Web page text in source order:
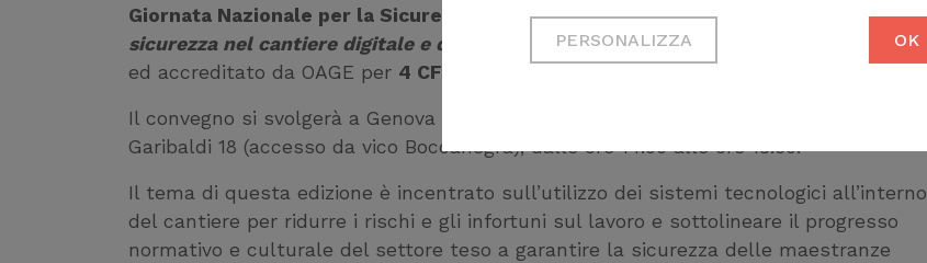
Necessari per permetterti di
fruire correttamente del sito
migliorare il servizio
PERSONALIZZA OK
Giornata Nazionale per la Sicurezza nei Cantieri” con il convegno
La gestione della
sicurezza nel cantiere digitale e di adeguamento energetico
. L’evento è patrocinato
ed accreditato da OAGE per 4 CFP
Il convegno si svolgerà a Genova presso il Teatro Stradanuova, Palazzo Rosso in via
Garibaldi 18 (accesso da vico Boccanegra), dalle ore 14.00 alle ore 18.30.
Il tema di questa edizione è incentrato sull’utilizzo dei sistemi tecnologici all’interno
del cantiere per ridurre i rischi e gli infortuni sul lavoro e sottolineare il progresso
normativo e culturale del settore teso a garantire la sicurezza delle maestranze